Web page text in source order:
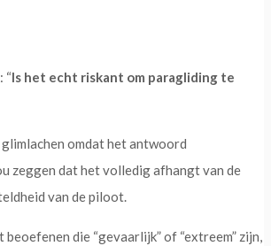
“Is het echt riskant om paragliding te
omdat het antwoord
zeggen dat het volledig afhangt van de
van de piloot.
die “gevaarlijk” of “extreem” zijn,